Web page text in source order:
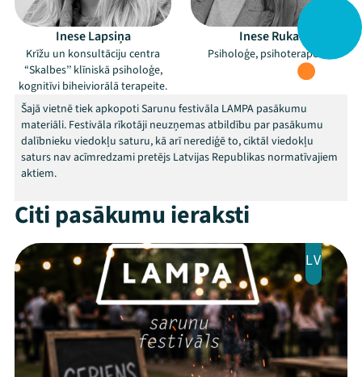
Mana programma
Festivāls
Inese Lapsiņa
Krīžu un konsultāciju centra
“Skalbes’’ klīniskā psiholoģe,
kognitīvi biheiviorālā terapeite.
Inese Ruka
Psiholoģe, psihoterapeite
Šajā vietnē tiek apkopoti Sarunu festivāla LAMPA pasākumu
materiāli. Festivāla rīkotāji neuzņemas atbildību par pasākumu
dalībnieku viedokļu saturu, kā arī nerediģē to, ciktāl viedokļu
saturs nav acīmredzami pretējs Latvijas Republikas normatīvajiem
aktiem.
Citi pasākumu ieraksti
LV